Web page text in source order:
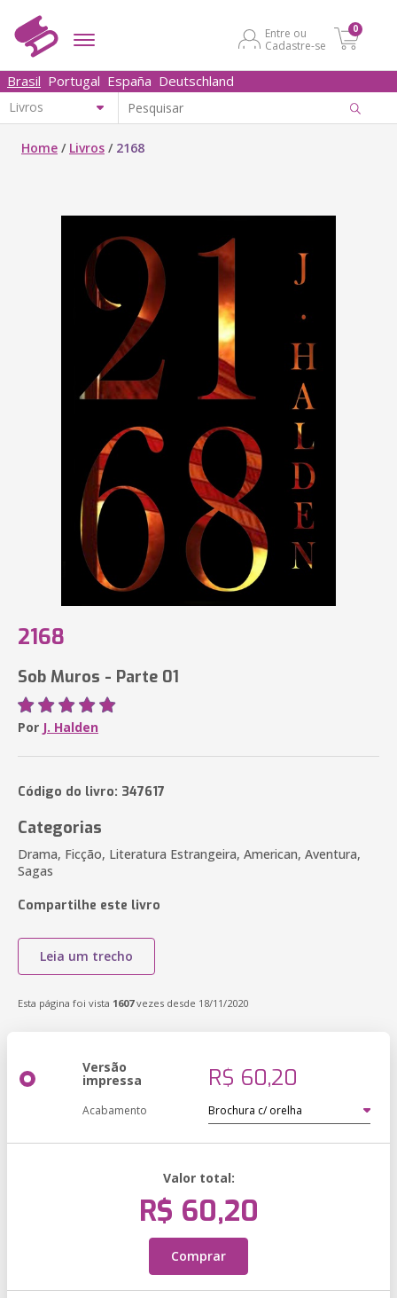
Entre ou
Cadastre-se
0
Brasil Portugal España Deutschland
Home / Livros / 2168
2168
Sob Muros - Parte 01
Por J. Halden
Código do livro: 347617
Categorias
Drama, Ficção, Literatura Estrangeira, American, Aventura,
Sagas
Compartilhe este livro
Leia um trecho
Esta página foi vista 1607vezes desde 18/11/2020
Versão
impressa R$ 60,20
Acabamento
Valor total:
R$ 60,20
Comprar